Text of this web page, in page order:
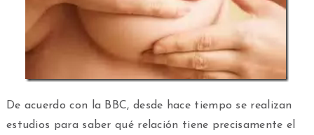
De acuerdo con la BBC, desde hace tiempo se realizan
estudios para saber qué relación tiene precisamente el